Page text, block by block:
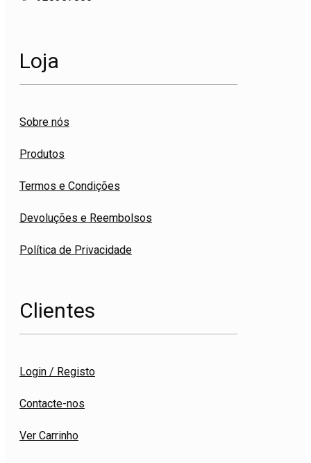
Loja
Sobre nós
Produtos
Termos e Condições
Devoluções e Reembolsos
Política de Privacidade
Clientes
Login / Registo
Contacte-nos
Ver Carrinho